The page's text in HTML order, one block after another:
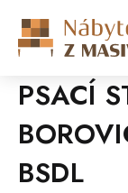
obsah
PSACÍ
BSDL